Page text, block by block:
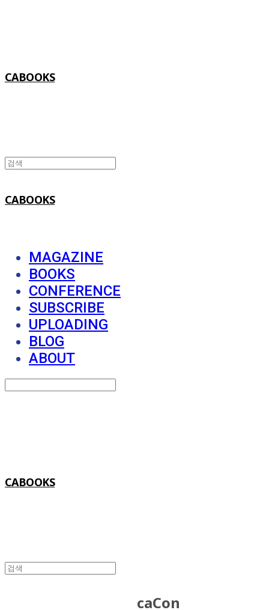
CABOOKS
CABOOKS
MAGAZINE
BOOKS
CONFERENCE
SUBSCRIBE
UPLOADING
BLOG
ABOUT
CABOOKS
caCon